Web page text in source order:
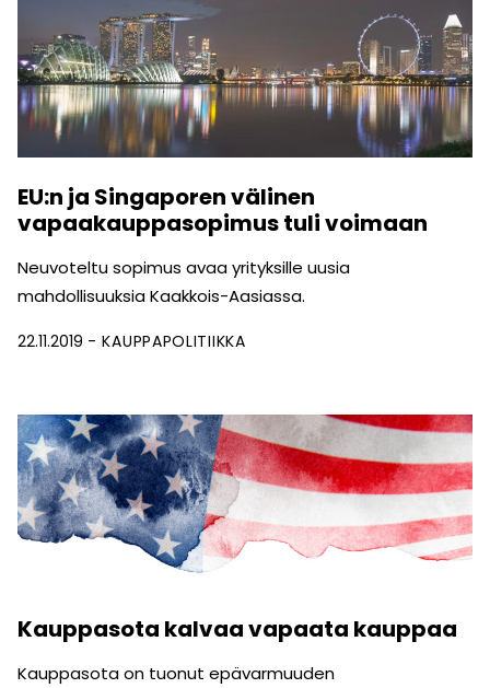
EU:n ja Singaporen välinen
vapaakauppasopimus tuli voimaan
Neuvoteltu sopimus avaa yrityksille uusia
mahdollisuuksia Kaakkois-Aasiassa.
22.11.2019 KAUPPAPOLITIIKKA
Kauppasota kalvaa vapaata kauppaa
Kauppasota on tuonut epävarmuuden